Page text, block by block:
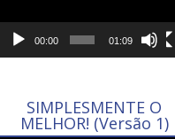
00:00 01:09
SIMPLESMENTE O
MELHOR! (Versão 1)